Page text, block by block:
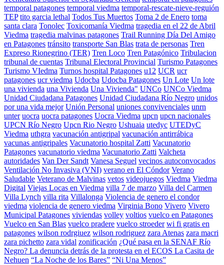
temporal patagones temporal viedma temporal-rescate-nieve-reguión
TEP tito garcia lethal Todos Tus Muertos Toma 2 de Enero toma
santa clara Tonolec Toxicomanía Viedma tragedia en el 22 de Abril
Viedma tragedia malvinas patagones Trail Running Día Del Amigo
en Patagones tránsito transporte San Blas trata de personas Tren
Expreso Rionegrino (TER) Tren Loco Tren Patagónico Tribulacion
tribunal de cuentas Tribunal Electoral Provincial Turismo Patagones
Turismo VIedma Turnos hospital Patagones u12 UCR ucr
patagones ucr viedma Udocba Udocba Patagones Un Lote Un lote
una vivienda una Vivienda Una Vivienda" UNCo UNCo Viedma
Unidad Ciudadana Patagones Unidad Ciudadana Río Negro unidos
por una vida mejor Unión Personal uniones convivenciales unrn
unter uocra uocra patagones Uocra Viedma upcn upcn nacionales
UPCN Río Negro Upcn Rio Negro Ushuaia utedyc UTEDyC
Viedma uthgra vacunación antigripal vacunación antirrábica
vacunas antigripales Vacunatorio hospital Zatti Vacunatorio
Patagones vacunatorio viedma Vacunatorio Zatti Valcheta
autoridades Van Der Sandt Vanesa Seguel vecinos autoconvocados
Ventilación No Invasiva (VNI) verano en El Cóndor Verano
Saludable Veterano de Malvinas vetos videojuegos Viedma Viedma
Digital Viejas Locas en Viedma villa 7 de marzo Villa del Carmen
Villa Lynch villa rita Villalonga Violencia de genero el condor
viedma violencia de genero viedma Virginia Bono Vivero Vivero
Municipal Patagones viviendas volley voltios vuelco en Patagones
Vuelco en San Blas vuelco pradere vuelco stroeder wi fi gratis en
patagones wilson rodrgiuez wilson rodriguez zara Atenas zara macri
zara pichetto zara vidal zonificación ¿Qué pasa en la SENAF Río
Negro? La denuncia detrás de la protesta en el ECOS La Casita de
Nehuen “La Noche de los Bares” “Ni Una Menos”